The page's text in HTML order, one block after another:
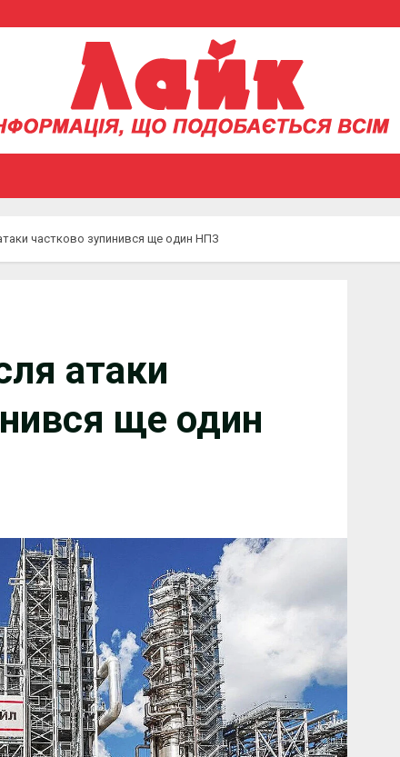
атаки частково зупинився ще один НПЗ
атаки
ще один